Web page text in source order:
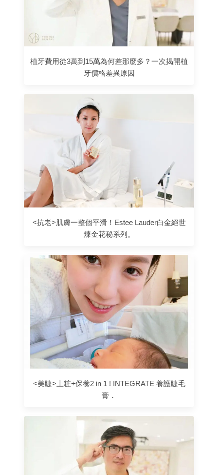
植牙費用從3萬到15萬為何差那麼多？一次揭開植
牙價格差異原因
<抗老>肌膚一整個平滑！Estee Lauder白金絕世
煉金花秘系列。
<美睫>上粧+保養2 in 1 ! INTEGRATE 養護睫毛
膏．